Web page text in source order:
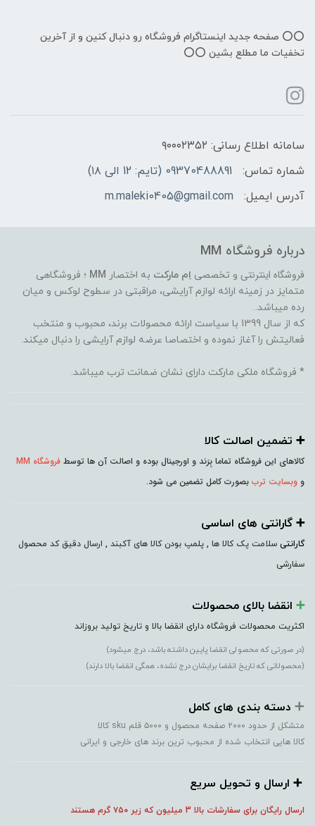
⭕️⭕️ صفحه جدید اینستاگرام فروشگاه رو دنبال کنین و از آخرین
تخفیات ما مطلع بشین ⭕️⭕️
سامانه اطلاع رسانی: ۹۰۰۰۲۳۵۲
شماره تماس:
09370488891 (تایم: 12 الی ۱۸)
آدرس ایمیل:
m.maleki0405@gmail.com
درباره فروشگاه MM
فروشگاه اینترنتی و تخصصی اِم مارکت به اختصار MM ؛ فروشگاهی
متمایز در زمینه ارائه لوازم آرایشی، مراقبتی در سطوح لوکس و میان
رده میباشد..
که از سال 1399 با سیاست ارائه محصولات برند، محبوب و منتخب
فعالیتش را آغاز نموده و اختصاصا عرضه لوازم آرایشی را دنبال میکند.
* فروشگاه ملکی مارکت دارای نشان ضمانت ترب میباشد.
➕️ تضمین اصالت کالا
کالاهای این فروشگاه تماما بِرَند و اورجینال بوده و اصالت آن ها توسط فروشگاه MM
و وبسایت ترب بصورت کامل تضمین می شود.
➕️ گارانتی های اساسی
گارانتی سلامت پک کالا ها , پلمپ بودن کالا های آکبند , ارسال دقیق کد محصول
سفارشی
➕️ انقضا بالای محصولات
اکثریت محصولات فروشگاه دارای انقضا بالا و تاریخ تولید بروزاند
(در صورتی که محصولی انقضا پایین داشته باشد، درج میشود)
(محصولاتی که تاریخ انقضا برایشان درج نشده، همگی انقضا بالا دارند)
➕️ دسته بندی های کامل
متشکل از حدود ۲۰۰۰ صفحه محصول و ۵۰۰۰ قلم sku کالا
کالا هایی انتخاب شده از محبوب ترین برند های خارجی و ایرانی
➕️ ارسال و تحویل سریع
ارسال رایگان برای سفارشات بالا 3 میلیون که زیر ۷۵۰ گرم هستند